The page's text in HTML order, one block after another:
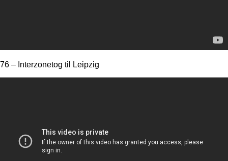
76 – Interzonetog til Leipzig